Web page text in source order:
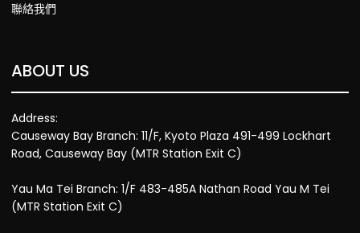
聯絡我們
ABOUT US
Address:
Causeway Bay Branch: 11/F, Kyoto Plaza 491-499 Lockhart
Road, Causeway Bay (MTR Station Exit C)
Yau Ma Tei Branch: 1/F 483-485A Nathan Road Yau M Tei
(MTR Station Exit C)